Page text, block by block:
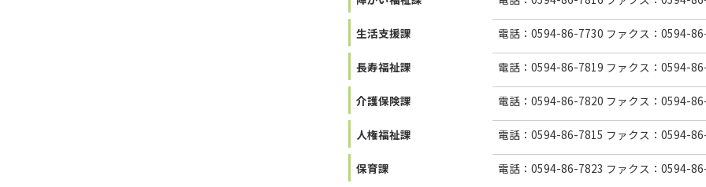
生活支援課 電話：0594-86-7730 ファクス：0594-
長寿福祉課 電話：0594-86-7819 ファクス：0594-
介護保険課 電話：0594-86-7820 ファクス：0594-
人権福祉課 電話：0594-86-7815 ファクス：0594-
保育課 電話：0594-86-7823 ファクス：0594-